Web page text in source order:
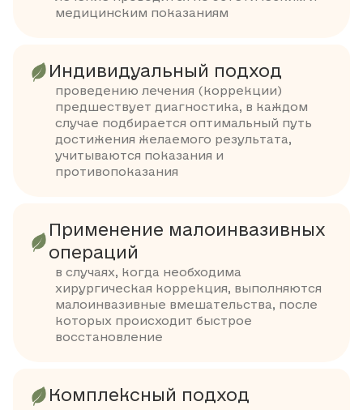
медицинским показаниям
Индивидуальный подход
проведению лечения (коррекции)
предшествует диагностика, в каждом
случае подбирается оптимальный путь
достижения желаемого результата,
учитываются показания и
противопоказания
Применение малоинвазивных
операций
в случаях, когда необходима
хирургическая коррекция, выполняются
малоинвазивные вмешательства, после
которых происходит быстрое
восстановление
Комплексный подход